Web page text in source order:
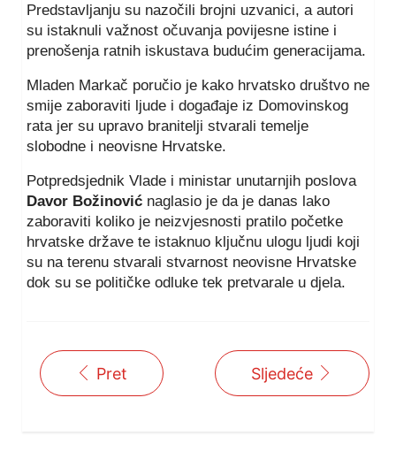
Predstavljanju su nazočili brojni uzvanici, a autori
su istaknuli važnost očuvanja povijesne istine i
prenošenja ratnih iskustava budućim generacijama.
Mladen Markač poručio je kako hrvatsko društvo ne
smije zaboraviti ljude i događaje iz Domovinskog
rata jer su upravo branitelji stvarali temelje
slobodne i neovisne Hrvatske.
Potpredsjednik Vlade i ministar unutarnjih poslova
Davor Božinović naglasio je da je danas lako
zaboraviti koliko je neizvjesnosti pratilo početke
hrvatske države te istaknuo ključnu ulogu ljudi koji
su na terenu stvarali stvarnost neovisne Hrvatske
dok su se političke odluke tek pretvarale u djela.
Pret Sljedeće